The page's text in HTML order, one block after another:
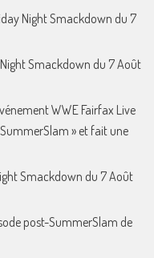
Night Smackdown du 7
Smackdown du 7 Août
WWE Fairfax Live
» et fait une
Smackdown du 7 Août
post-SummerSlam de